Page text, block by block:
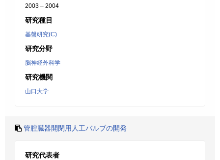
2003 – 2004
研究種目
基盤研究(C)
研究分野
脳神経外科学
研究機関
山口大学
管腔臓器開閉用人工バルブの開発
研究代表者